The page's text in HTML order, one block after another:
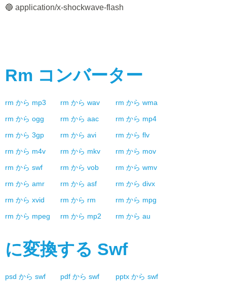
🔵 application/x-shockwave-flash
Rm コンバーター
rm から mp3 rm から wav rm から wma
rm から ogg rm から aac rm から mp4
rm から 3gp rm から avi rm から flv
rm から m4v rm から mkv rm から mov
rm から swf rm から vob rm から wmv
rm から amr rm から asf rm から divx
rm から xvid rm から rm rm から mpg
rm から mpeg rm から mp2 rm から au
に変換する Swf
psd から swf pdf から swf pptx から swf